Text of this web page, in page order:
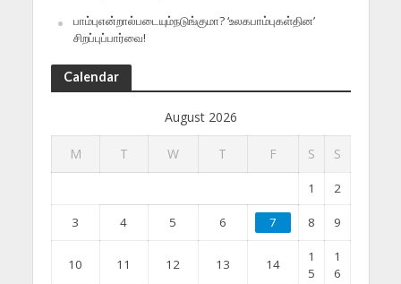
பாம்புஎன்றால்படையும்நடுங்குமா? ‘உலகபாம்புகள்தின’
சிறப்புப்பார்வை!
Calendar
August 2026
M T W T F S S
1 2
3 4 5 6 7 8 9
10 11 12 13 14
1
5
1
6